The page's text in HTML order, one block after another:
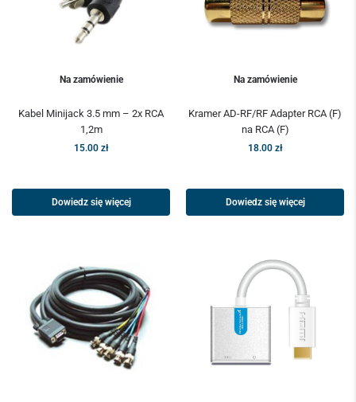
Na zamówienie
Kabel Minijack 3.5 mm – 2x RCA
1,2m
15.00 zł
Dowiedz się więcej
Na zamówienie
Kramer AD-RF/RF Adapter RCA (F)
na RCA (F)
18.00 zł
Dowiedz się więcej